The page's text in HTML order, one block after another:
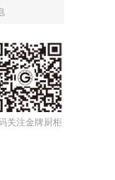
关注金牌厨柜